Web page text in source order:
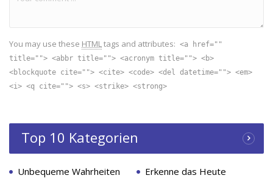
You may use these HTMLtags and attributes: <a href=""
title=""> <abbr title=""> <acronym title=""> <b>
<blockquote cite=""> <cite> <code> <del datetime=""> <em>
<i> <q cite=""> <s> <strike> <strong>
Top 10 Kategorien
Unbequeme Wahrheiten Erkenne das Heute